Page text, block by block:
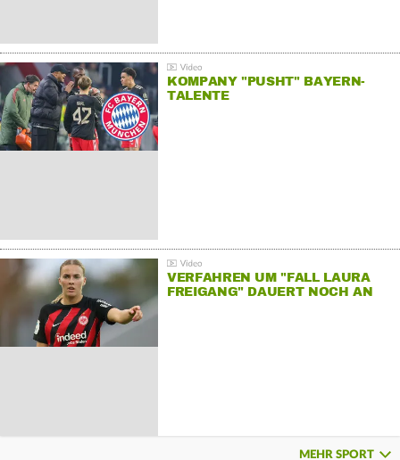
KOMPANY "PUSHT" BAYERN-
TALENTE
VERFAHREN UM "FALL LAURA
FREIGANG" DAUERT NOCH AN
MEHR SPORT